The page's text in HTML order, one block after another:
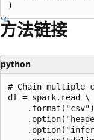
方法链接
python
# Chain multiple
df = spark.read \